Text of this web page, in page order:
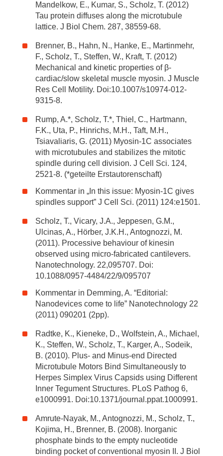
Mandelkow, E., Kumar, S., Scholz, T. (2012)
Tau protein diffuses along the microtubule
lattice. J Biol Chem. 287, 38559-68.
Brenner, B., Hahn, N., Hanke, E., Martinmehr,
F., Scholz, T., Steffen, W., Kraft, T. (2012)
Mechanical and kinetic properties of β-
cardiac/slow skeletal muscle myosin. J Muscle
Res Cell Motility. Doi:10.1007/s10974-012-
9315-8.
Rump, A.*, Scholz, T.*, Thiel, C., Hartmann,
F.K., Uta, P., Hinrichs, M.H., Taft, M.H.,
Tsiavaliaris, G. (2011) Myosin-1C associates
with microtubules and stabilizes the mitotic
spindle during cell division. J Cell Sci. 124,
2521-8. (*geteilte Erstautorenschaft)
Kommentar in „In this issue: Myosin-1C gives
spindles support” J Cell Sci. (2011) 124:e1501.
Scholz, T., Vicary, J.A., Jeppesen, G.M.,
Ulcinas, A., Hörber, J.K.H., Antognozzi, M.
(2011). Processive behaviour of kinesin
observed using micro-fabricated cantilevers.
Nanotechnology. 22,095707. Doi:
10.1088/0957-4484/22/9/095707
Kommentar in Demming, A. “Editorial:
Nanodevices come to life” Nanotechnology 22
(2011) 090201 (2pp).
Radtke, K., Kieneke, D., Wolfstein, A., Michael,
K., Steffen, W., Scholz, T., Karger, A., Sodeik,
B. (2010). Plus- and Minus-end Directed
Microtubule Motors Bind Simultaneously to
Herpes Simplex Virus Capsids using Different
Inner Tegument Structures. PLoS Pathog 6,
e1000991. Doi:10.1371/journal.ppat.1000991.
Amrute-Nayak, M., Antognozzi, M., Scholz, T.,
Kojima, H., Brenner, B. (2008). Inorganic
phosphate binds to the empty nucleotide
binding pocket of conventional myosin II. J Biol